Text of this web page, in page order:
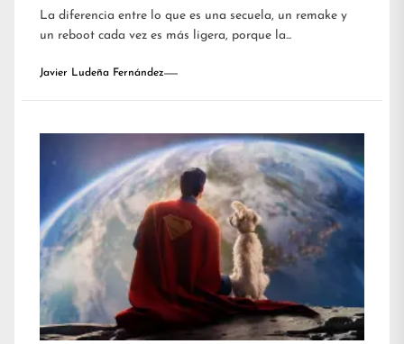
La diferencia entre lo que es una secuela, un remake y
un reboot cada vez es más ligera, porque la...
Javier Ludeña Fernández